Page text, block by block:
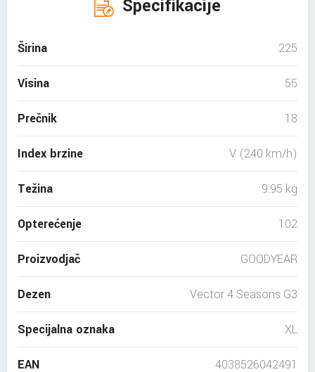
Specifikacije
Širina 225
Visina 55
Prečnik 18
Index brzine V (240 km/h)
Težina 9.95 kg
Opterećenje 102
Proizvodjač GOODYEAR
Dezen Vector 4 Seasons G3
Specijalna oznaka XL
EAN 4038526042491